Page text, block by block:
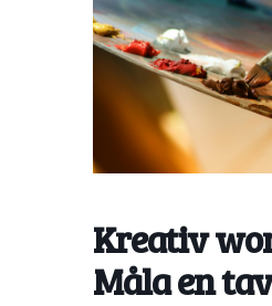
Kreativ
Måla en